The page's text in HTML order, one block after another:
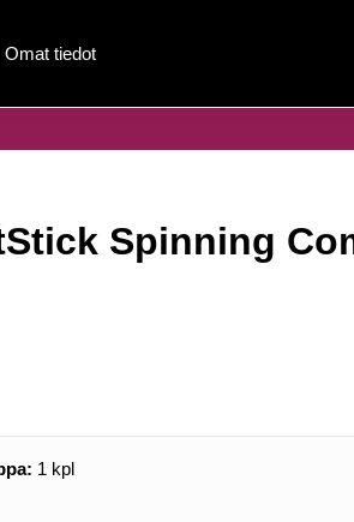
Omat tiedot
Spinning
1 kpl